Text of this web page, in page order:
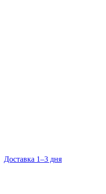
Доставка 1–3 дня